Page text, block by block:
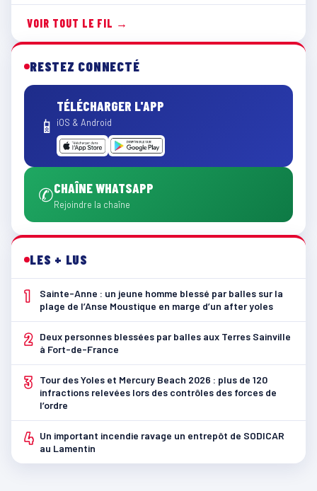
VOIR TOUT LE FIL →
RESTEZ CONNECTÉ
📱
TÉLÉCHARGER L'APP
iOS & Android
✆CHAÎNE WHATSAPP
Rejoindre la chaîne
LES + LUS
1
Sainte-Anne : un jeune homme blessé par balles sur la
plage de l’Anse Moustique en marge d’un after yoles
2
Deux personnes blessées par balles aux Terres Sainville
à Fort-de-France
3
Tour des Yoles et Mercury Beach 2026 : plus de 120
infractions relevées lors des contrôles des forces de
l’ordre
4 Un important incendie ravage un entrepôt de SODICAR
au Lamentin